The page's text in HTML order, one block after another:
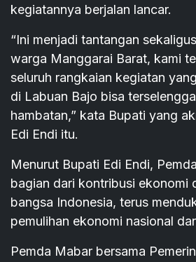
kegiatannya berjalan lancar.
“Ini menjadi tantangan
warga Manggarai Barat, kami
seluruh rangkaian kegiatan
di Labuan Bajo bisa
hambatan,” kata Bupati yang
Edi Endi itu.
Menurut Bupati Edi Endi,
bagian dari kontribusi ekonomi
bangsa Indonesia, terus
pemulihan ekonomi nasional
Pemda Mabar bersama